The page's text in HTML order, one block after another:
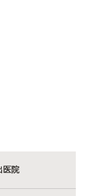
医院